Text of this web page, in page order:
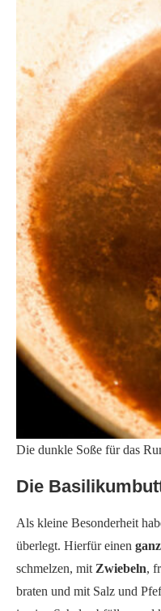
Die dunkle Soße für das
Die
Als kleine Besonderheit
überlegt. Hierfür einen
schmelzen, mit Zwiebeln,
braten und mit Salz und